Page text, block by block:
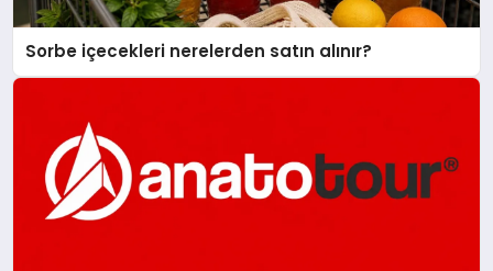
Sorbe içecekleri nerelerden satın alınır?